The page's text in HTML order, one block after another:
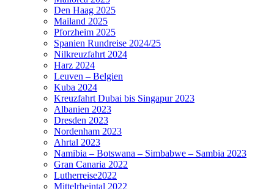
Den Haag 2025
Mailand 2025
Pforzheim 2025
Spanien Rundreise 2024/25
Nilkreuzfahrt 2024
Harz 2024
Leuven – Belgien
Kuba 2024
Kreuzfahrt Dubai bis Singapur 2023
Albanien 2023
Dresden 2023
Nordenham 2023
Ahrtal 2023
Namibia – Botswana – Simbabwe – Sambia 2023
Gran Canaria 2022
Lutherreise2022
Mittelrheintal 2022